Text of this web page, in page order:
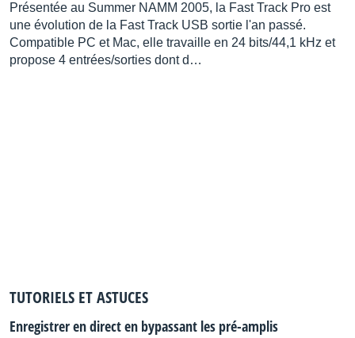
E/S Numériques :
S/PDIF Coaxial : 1 entrée(s).
S/PDIF Coaxial : 1 sortie(s).
Présentée au Summer NAMM 2005, la Fast Track Pro est
une évolution de la Fast Track USB sortie l'an passé.
Compatible PC et Mac, elle travaille en 24 bits/44,1 kHz et
propose 4 entrées/sorties dont d…
TUTORIELS ET ASTUCES
Enregistrer en direct en bypassant les pré-amplis